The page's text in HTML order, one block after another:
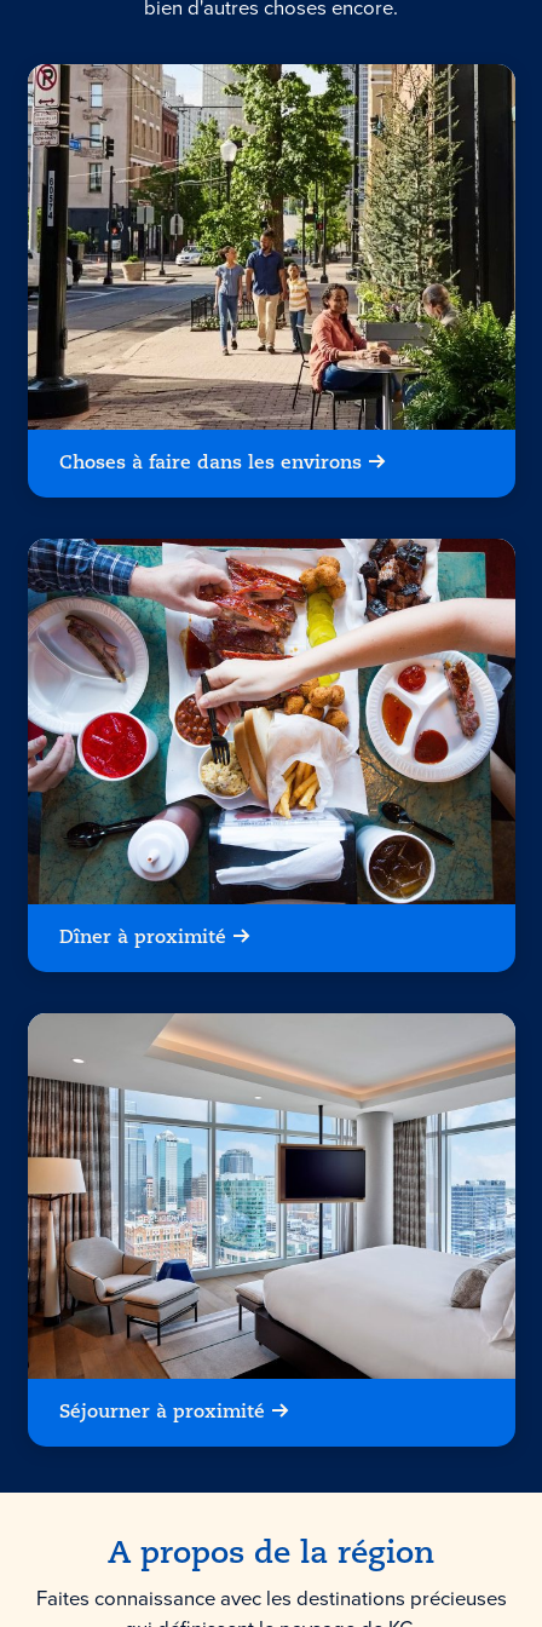
bien d'autres choses encore.
Choses à faire dans les environs
Dîner à proximité
Séjourner à proximité
A propos de la région
Faites connaissance avec les destinations précieuses